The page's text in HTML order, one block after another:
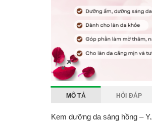
MÔ TẢ HỎI ĐÁP
Kem dưỡng da sáng hồng –